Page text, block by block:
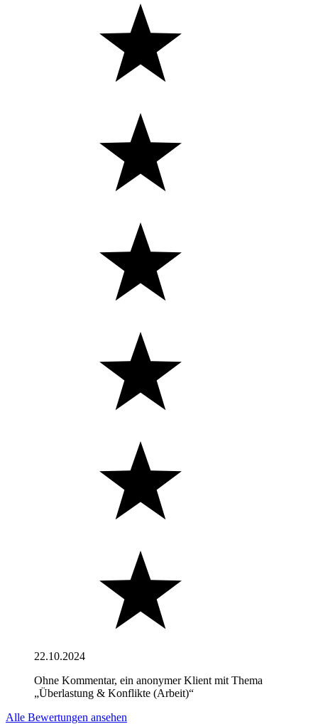
22.10.2024
Ohne Kommentar, ein anonymer Klient mit Thema
„Überlastung & Konflikte (Arbeit)“
Alle Bewertungen ansehen